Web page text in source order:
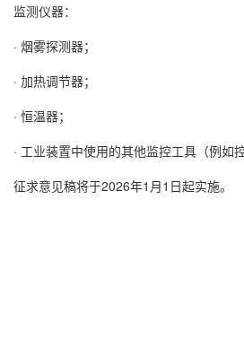
监测仪器：
· 烟雾探测器；
· 加热调节器；
· 恒温器；
· 工业装置中使用的其他监控工具（例如
征求意见稿将于2026年1月1日起实施。